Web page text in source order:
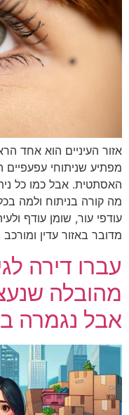
אזור העיניים הוא אחד
מפתיע שניתוחי עפעפיים
האסתטית. אבל כמו כל
מה קורה בניתוח ולמה
עודפי עור, שומן עודף
מדובר באזור עדין
עברו דירה
מהובלה
אבל נגמרה